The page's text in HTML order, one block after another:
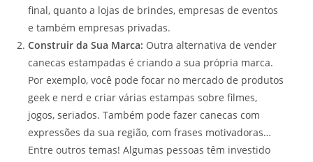
final, quanto a lojas de brindes, empresas de eventos
e também empresas privadas.
Construir da Sua Marca: Outra alternativa de vender
canecas estampadas é criando a sua própria marca.
Por exemplo, você pode focar no mercado de produtos
geek e nerd e criar várias estampas sobre filmes,
jogos, seriados. Também pode fazer canecas com
expressões da sua região, com frases motivadoras…
Entre outros temas! Algumas pessoas têm investido